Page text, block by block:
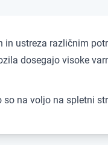
in ustreza različnim
dosegajo visoke
na voljo na spletni